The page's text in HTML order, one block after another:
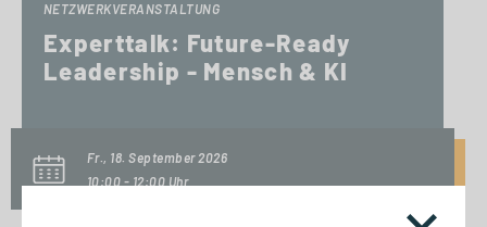
NETZWERKVERANSTALTUNG
Experttalk: Future-Ready
Leadership - Mensch & KI
Fr., 18. September 2026
10:00 - 12:00 Uhr